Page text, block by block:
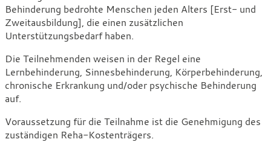
Behinderung bedrohte Menschen jeden Alters [Erst- und
Zweitausbildung], die einen zusätzlichen
Unterstützungsbedarf haben.
Die Teilnehmenden weisen in der Regel eine
Lernbehinderung, Sinnesbehinderung, Körperbehinderung,
chronische Erkrankung und/oder psychische Behinderung
auf.
Voraussetzung für die Teilnahme ist die Genehmigung des
zuständigen Reha-Kostenträgers.